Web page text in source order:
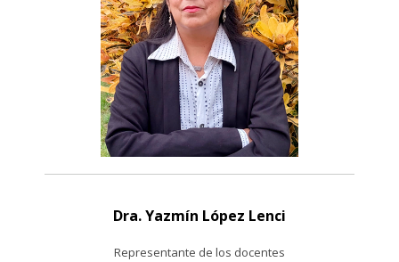
Dra. Yazmín López Lenci
Representante de los docentes